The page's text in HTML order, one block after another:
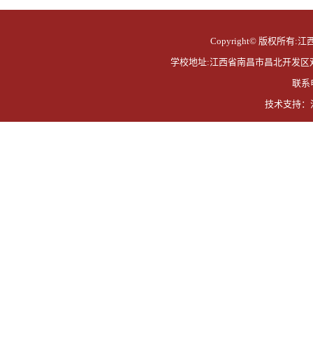
Copyright© 版权所有:江
学校地址:江西省南昌市昌北开发
联系
技术支持